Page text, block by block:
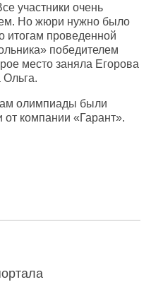
участники очень
Но жюри нужно было
итогам проведенной
победителем
место заняла Егорова
олимпиады были
компании «Гарант».